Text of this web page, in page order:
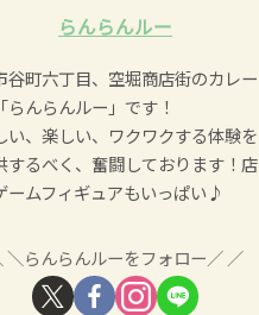
らんらんルー
谷町六丁目、空堀商店街のカレー
らんらんルー」です！
い、楽しい、ワクワクする体験を
するべく、奮闘しております！店
ームフィギュアもいっぱい♪
＼らんらんルーをフォロー／